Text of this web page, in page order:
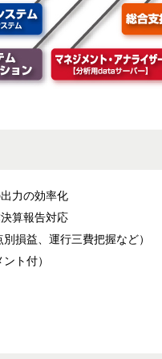
力の効率化
算報告対応
別損益、運行三費把握など）
ント付）